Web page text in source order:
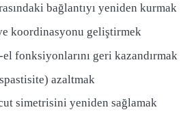
bağlantıyı yeniden kurmak
koordinasyonu geliştirmek
fonksiyonlarını geri kazandırmak
azaltmak
simetrisini yeniden sağlamak